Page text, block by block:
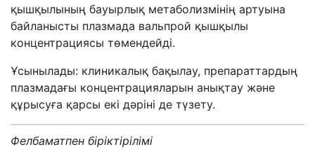
қышқылының бауырлық метаболизмінің артуына
байланысты плазмада вальпрой қышқылы
концентрациясы төмендейді.
Ұсынылады: клиникалық бақылау, препараттардың
плазмадағы концентрацияларын анықтау және
құрысуға қарсы екі дәріні де түзету.
Фелбаматпен біріктірілімі